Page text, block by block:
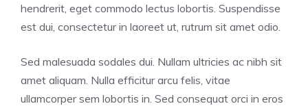
hendrerit, eget commodo lectus lobortis. Suspendisse
est dui, consectetur in laoreet ut, rutrum sit amet odio.
Sed malesuada sodales dui. Nullam ultricies ac nibh sit
amet aliquam. Nulla efficitur arcu felis, vitae
ullamcorper sem lobortis in. Sed consequat orci in eros